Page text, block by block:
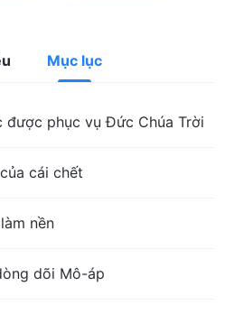
Mục lục
được phục vụ Đức Chúa Trời
cái chết
nền
dõi Mô-áp